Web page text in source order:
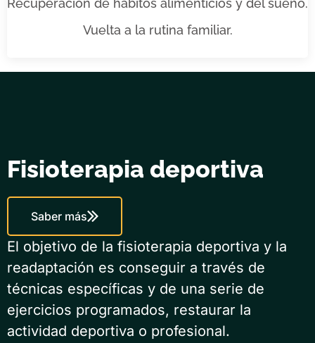
Recuperación de hábitos alimenticios y del sueño.
Vuelta a la rutina familiar.
Fisioterapia deportiva
Saber más
El objetivo de la fisioterapia deportiva y la
readaptación es conseguir a través de
técnicas específicas y de una serie de
ejercicios programados, restaurar la
actividad deportiva o profesional.